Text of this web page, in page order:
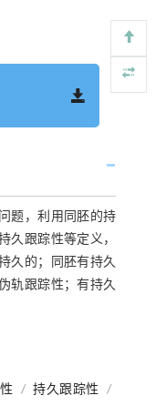
题，利用同胚的持
久跟踪性等定义，
久的；同胚有持久
轨跟踪性；有持久
/ 持久跟踪性
/